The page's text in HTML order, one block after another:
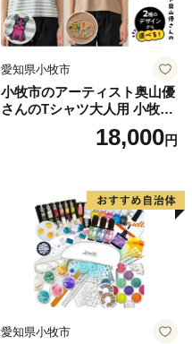
愛知県小牧市
小牧市のアーティスト奥山優
さんのTシャツ大人用 小牧市
18,000円
愛知県小牧市